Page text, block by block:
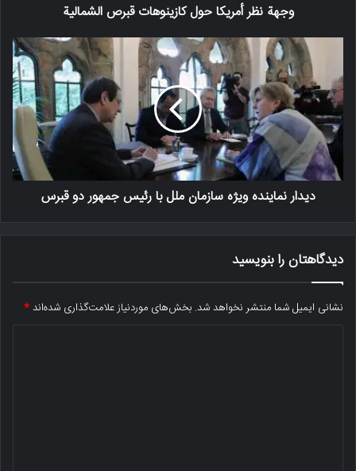
وجهة نظر أمريكا حول كازينوهات قبرص الشمالية
دیدار نماینده ویژه سازمان ملل با رئیس جمهور دو قبرس
دیدگاهتان را بنویسید
نشانی ایمیل شما منتشر نخواهد شد. بخش‌های موردنیاز علامت‌گذاری شده‌اند*